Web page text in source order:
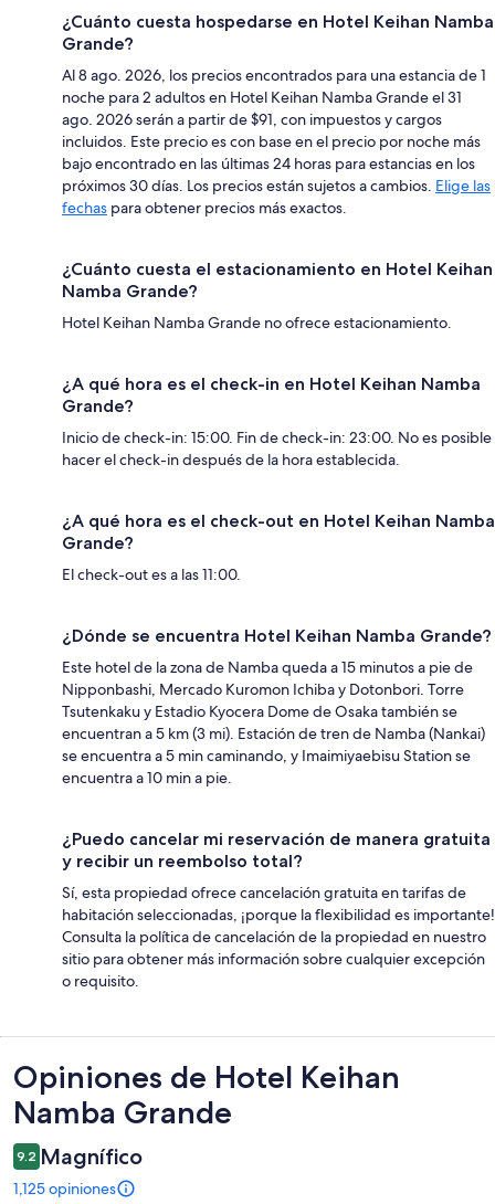
¿Cuánto cuesta hospedarse en Hotel Keihan Namba
Grande?
Al 8 ago. 2026, los precios encontrados para una estancia de 1
noche para 2 adultos en Hotel Keihan Namba Grande el 31
ago. 2026 serán a partir de $91, con impuestos y cargos
incluidos. Este precio es con base en el precio por noche más
bajo encontrado en las últimas 24 horas para estancias en los
próximos 30 días. Los precios están sujetos a cambios. Elige las
fechas para obtener precios más exactos.
¿Cuánto cuesta el estacionamiento en Hotel Keihan
Namba Grande?
Hotel Keihan Namba Grande no ofrece estacionamiento.
¿A qué hora es el check-in en Hotel Keihan Namba
Grande?
Inicio de check-in: 15:00. Fin de check-in: 23:00. No es posible
hacer el check-in después de la hora establecida.
¿A qué hora es el check-out en Hotel Keihan Namba
Grande?
El check-out es a las 11:00.
¿Dónde se encuentra Hotel Keihan Namba Grande?
Este hotel de la zona de Namba queda a 15 minutos a pie de
Nipponbashi, Mercado Kuromon Ichiba y Dotonbori. Torre
Tsutenkaku y Estadio Kyocera Dome de Osaka también se
encuentran a 5 km (3 mi). Estación de tren de Namba (Nankai)
se encuentra a 5 min caminando, y Imaimiyaebisu Station se
encuentra a 10 min a pie.
¿Puedo cancelar mi reservación de manera gratuita
y recibir un reembolso total?
Sí, esta propiedad ofrece cancelación gratuita en tarifas de
habitación seleccionadas, ¡porque la flexibilidad es importante!
Consulta la política de cancelación de la propiedad en nuestro
sitio para obtener más información sobre cualquier excepción
o requisito.
Opiniones
Opiniones de Hotel Keihan
Namba Grande
9.2 Magnífico
1,125 opiniones